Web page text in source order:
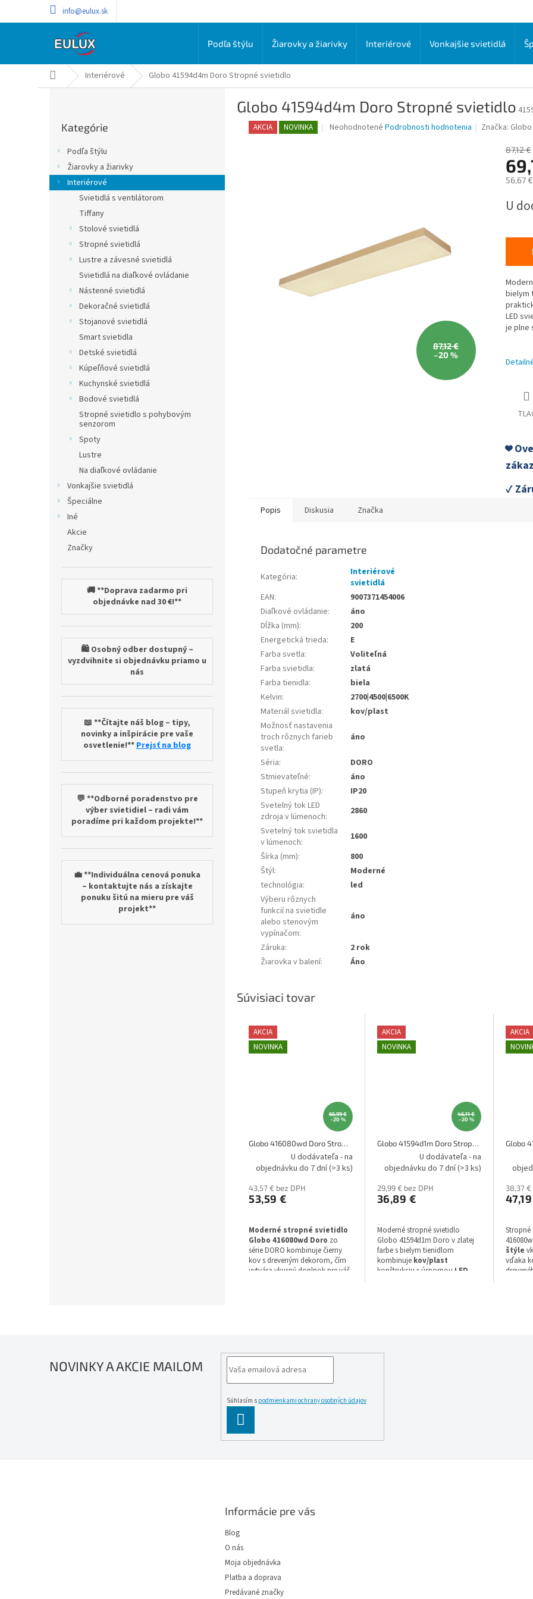
info@eulux.sk
Podľa štýlu Žiarovky a žiarivky Interiérové Vonkajšie svietidlá
DomovInteriérové Globo 41594d4m Doro Stropné svietidlo
a
kategórie
Kategórie
Podľa štýlu
Žiarovky a žiarivky
Interiérové
Svietidlá s ventilátorom
Tiffany
Stolové svietidlá
Stropné svietidlá
Lustre a závesné svietidlá
Svietidlá na diaľkové ovládanie
Nástenné svietidlá
Dekoračné svietidlá
Stojanové svietidlá
Smart svietidla
Detské svietidlá
Kúpeľňové svietidlá
Kuchynské svietidlá
Bodové svietidlá
Stropné svietidlo s pohybovým
senzorom
Spoty
Lustre
Na diaľkové ovládanie
Vonkajšie svietidlá
Špeciálne
Iné
Akcie
Značky
🚚 **Doprava zadarmo pri
objednávke nad 30 €!**
🛍️ Osobný odber dostupný –
vyzdvihnite si objednávku priamo u
nás
📖 **Čítajte náš blog – tipy,
novinky a inšpirácie pre vaše
osvetlenie!**Prejsť na blog
💬 **Odborné poradenstvo pre
výber svietidiel – radi vám
poradíme pri každom projekte!**
💼 **Individuálna cenová ponuka
– kontaktujte nás a získajte
ponuku šitú na mieru pre váš
projekt**
Globo 41594d4m Doro Stropné svietidlo
AKCIA NOVINKA
Priemerné
Neohodnotené Podrobnosti hodnotenia Značka:
87,12 €
–20 %
87,12 €
56,67
cena:
U
bielym
LED
je plne
❤️
✓
Popis Diskusia Značka
Dodatočné parametre
Kategória:
Interiérové
svietidlá
EAN:
9007371454006
Diaľkové ovládanie:
áno
Dĺžka (mm):
200
Energetická trieda:
E
Farba svetla:
Voliteľná
Farba svietidla:
zlatá
Farba tienidla:
biela
Kelvin:
2700|4500|6500K
Materiál svietidla:
kov/plast
Možnosť nastavenia
troch rôznych farieb
svetla:
áno
Séria:
DORO
Stmievateľné:
áno
Stupeň krytia (IP):
IP20
Svetelný tok LED
zdroja v lúmenoch:
2860
Svetelný tok svietidla
v lúmenoch:
1600
Šírka (mm):
800
Štýl:
Moderné
technológia:
led
Výberu rôznych
funkcií na svietidle
alebo stenovým
vypínačom:
áno
Záruka:
2 rok
Žiarovka v balení: Áno
Súvisiaci tovar
AKCIA
NOVINKA
66,99 €
–20 %
Globo 416080wd Doro Stropné svietidlo
U dodávateľa - na
objednávku do 7 dní(>3 ks)
43,57 € bez DPH
53,59 €
Moderné stropné svietidlo
Globo 416080wd Doro zo
série DORO kombinuje čierny
kov s dreveným dekorom, čím
vytvára vkusný doplnok pre váš
AKCIA
NOVINKA
46,11 €
–20 %
Globo 41594d1m Doro Stropné svietidlo
U dodávateľa - na
objednávku do 7 dní(>3 ks)
29,99 € bez DPH
36,89 €
Moderné stropné svietidlo
Globo 41594d1m Doro v zlatej
farbe s bielym tienidlom
kombinuje kov/plast
konštrukciu s úspornou LED
AKCIA
38,37 €
štýle
vďaka
NOVINKY A AKCIE MAILOM
Súhlasím s podmienkami ochrany osobných údajov
SE
Informácie pre vás
Blog
O nás
Moja objednávka
Platba a doprava
Predávané značky